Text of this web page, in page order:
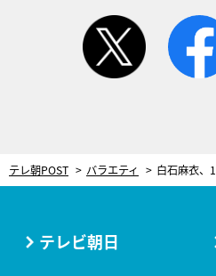
twitter
テレ朝POST バラエティ
テレビ朝日